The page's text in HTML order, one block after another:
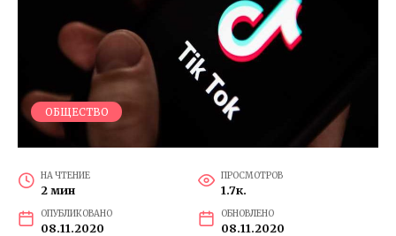
ОБЩЕСТВО
НА ЧТЕНИЕ
2 мин
ПРОСМОТРОВ
1.7к.
ОПУБЛИКОВАНО
08.11.2020
ОБНОВЛЕНО
08.11.2020